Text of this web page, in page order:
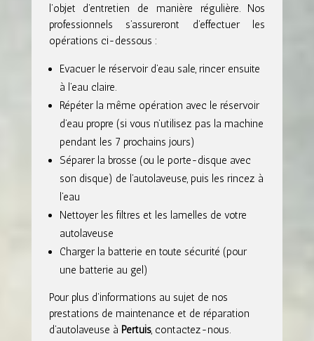
l’objet d’entretien de manière régulière. Nos
professionnels s’assureront d’effectuer les
opérations ci-dessous :
Evacuer le réservoir d’eau sale, rincer ensuite
à l’eau claire.
Répéter la même opération avec le réservoir
d’eau propre (si vous n’utilisez pas la machine
pendant les 7 prochains jours)
Séparer la brosse (ou le porte-disque avec
son disque) de l’autolaveuse, puis les rincez à
l’eau
Nettoyer les filtres et les lamelles de votre
autolaveuse
Charger la batterie en toute sécurité (pour
une batterie au gel)
Pour plus d’informations au sujet de nos
prestations de maintenance et de réparation
d’autolaveuse à Pertuis, contactez-nous.